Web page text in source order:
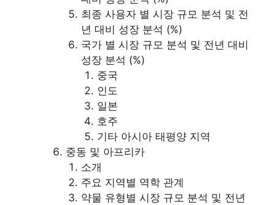
최종 사용자 별 시장 규모 분석 및 전
년 대비 성장 분석 (%)
국가 별 시장 규모 분석 및 전년 대비
성장 분석 (%)
중국
인도
일본
호주
기타 아시아 태평양 지역
중동 및 아프리카
소개
주요 지역별 역학 관계
약물 유형별 시장 규모 분석 및 전년